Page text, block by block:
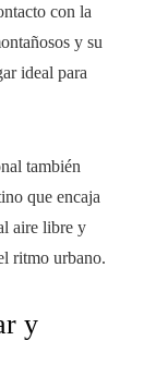
con la
y su
ideal para
también
que encaja
aire libre y
ritmo urbano.
y